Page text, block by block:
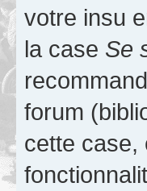
votre insu
la case Se
forum
cette case,